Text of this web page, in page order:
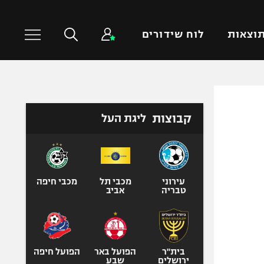
תוצאות לוח שידורים
טניס
כדורעף
ספורט אולימפי
קבוצות ליגת העל
עירוני
טבריה
מכבי תל
אביב
מכבי חיפה
בית"ר
ירושלים
הפועל באר
שבע
הפועל חיפה